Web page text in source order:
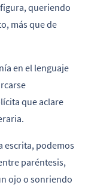
queriendo
más que de
en el lenguaje
que aclare
escrita, podemos
paréntesis,
ojo o sonriendo